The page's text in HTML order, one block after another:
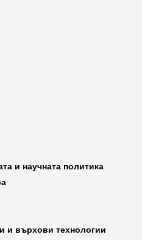
и научната политика
и върхови технологии